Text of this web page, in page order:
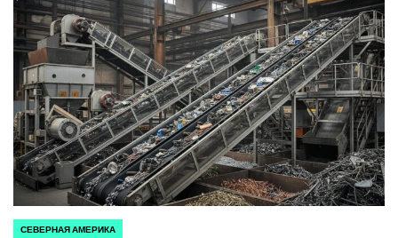
ОПУБЛИКОВАНО
СЕВЕРНАЯ АМЕРИКА